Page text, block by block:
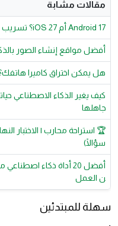
مقالات مشابة
Android 17 أم iOS 27؟ تسريب الميزة الخفية التي حسمت الصراع!
أفضل مواقع إنشاء الصور
هل يمكن اختراق كاميرا
جاهلها
سؤالًا)
ن العمل
سهلة للمبتدئين